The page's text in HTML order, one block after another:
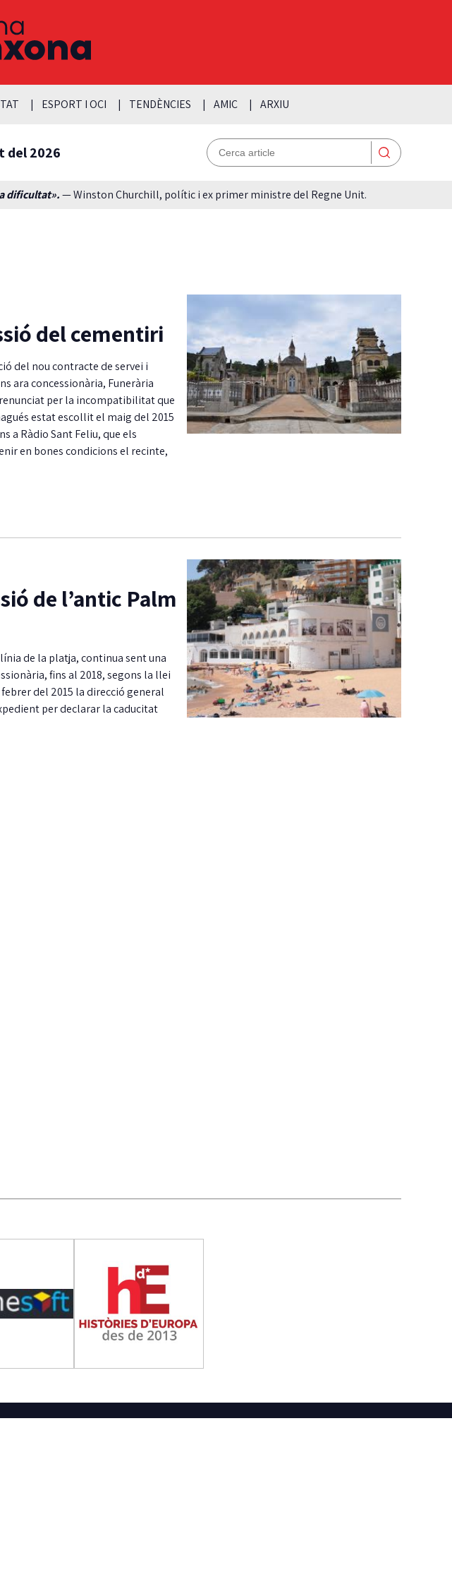
ESPORT I OCI TENDÈNCIES AMIC ARXIU
del 2026
dificultat».— Winston Churchill, polític i ex primer ministre del Regne Unit.
del cementiri
del nou contracte de servei i
ara concessionària, Funerària
renunciat per la incompatibilitat que
estat escollit el maig del 2015
a Ràdio Sant Feliu, que els
en bones condicions el recinte,
de l’antic Palm
de la platja, continua sent una
fins al 2018, segons la llei
del 2015 la direcció general
per declarar la caducitat